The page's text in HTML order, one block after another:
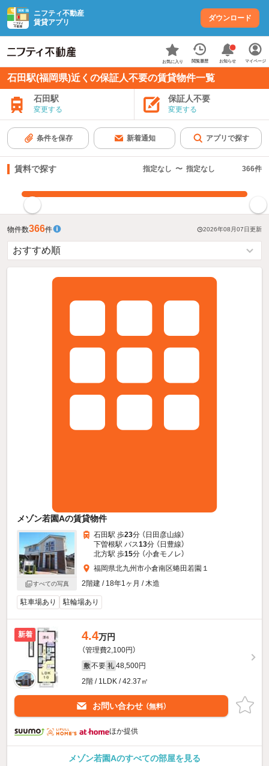
ニフティ不動産
賃貸アプリ
ダウンロード
お気に入り 閲覧履歴 お知らせ マイページ
石田駅(福岡県)近くの保証人不要の賃貸物件一覧
石田駅
変更する
保証人不要
変更する
条件を保存 新着通知 アプリで探す
賃料で探す 指定なし 〜 指定なし 366件
物件数366件 2026年08月07日更新
メゾン若園Aの賃貸物件
すべての写真
石田駅 歩23分 （日田彦山線）
下曽根駅 バス13分 （日豊線）
北方駅 歩15分 （小倉モノレ）
福岡県北九州市小倉南区蜷田若園１
2階建 / 18年1ヶ月 / 木造
駐車場あり 駐輪場あり
新着 4.4万円
（管理費2,100円）
敷 不要 礼 48,500円
2階 / 1LDK / 42.37㎡
お問い合わせ （無料）
ほか提供
メゾン若園Aのすべての部屋を見る